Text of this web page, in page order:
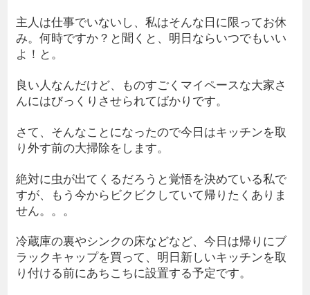
主人は仕事でいないし、私はそんな日に限ってお休
み。何時ですか？と聞くと、明日ならいつでもいい
よ！と。
良い人なんだけど、ものすごくマイペースな大家さ
んにはびっくりさせられてばかりです。
さて、そんなことになったので今日はキッチンを取
り外す前の大掃除をします。
絶対に虫が出てくるだろうと覚悟を決めている私で
すが、もう今からビクビクしていて帰りたくありま
せん。。。
冷蔵庫の裏やシンクの床などなど、今日は帰りにブ
ラックキャップを買って、明日新しいキッチンを取
り付ける前にあちこちに設置する予定です。